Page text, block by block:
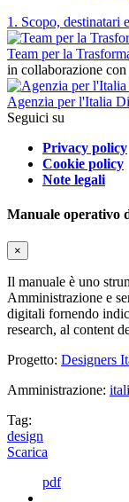
1. Scopo, destinatari
Team per la
in collaborazione con
Agenzia per l'Italia
Seguici su
Privacy policy
Cookie policy
Note legali
Manuale operativo
×
Il manuale è uno
Amministrazione e
digitali fornendo
research, al content
Progetto: Designers
Amministrazione:
Tag:
design
Scarica
pdf